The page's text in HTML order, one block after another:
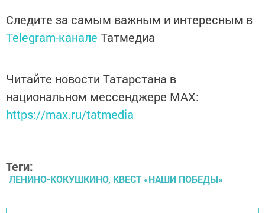
Следите за самым важным и интересным в
Telegram-канале Татмедиа
Читайте новости Татарстана в
национальном мессенджере MАХ:
https://max.ru/tatmedia
Теги:
ЛЕНИНО-КОКУШКИНО, КВЕСТ «НАШИ ПОБЕДЫ»